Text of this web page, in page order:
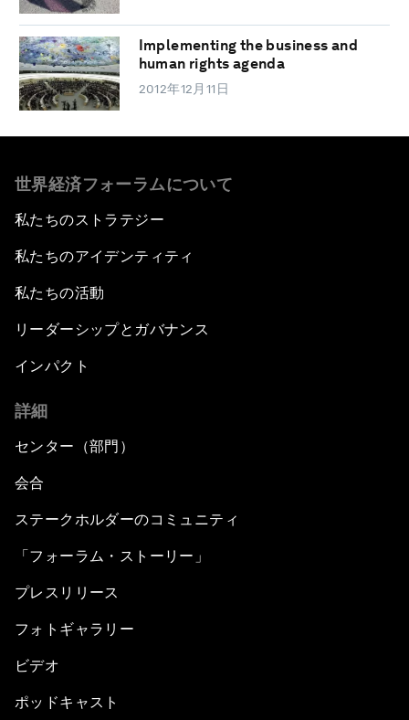
Implementing the business and
human rights agenda
2012年12月11日
世界経済フォーラムについて
私たちのストラテジー
私たちのアイデンティティ
私たちの活動
リーダーシップとガバナンス
インパクト
詳細
センター（部門）
会合
ステークホルダーのコミュニティ
「フォーラム・ストーリー」
プレスリリース
フォトギャラリー
ビデオ
ポッドキャスト